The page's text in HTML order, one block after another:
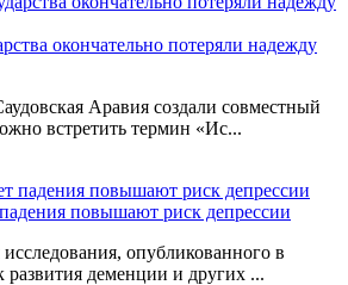
окончательно потеряли надежду
Аравия создали совместный
встретить термин «Ис...
повышают риск депрессии
исследования, опубликованного в
деменции и других ...